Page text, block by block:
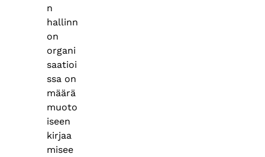
n
hallinn
on
organi
saatioi
ssa on
määrä
muoto
iseen
kirjaa
misee